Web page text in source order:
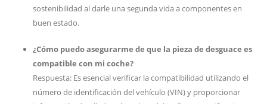
sostenibilidad al darle una segunda vida a componentes en
buen estado.
¿Cómo puedo asegurarme de que la pieza de desguace es
compatible con mi coche?
Respuesta: Es esencial verificar la compatibilidad utilizando el
número de identificación del vehículo (VIN) y proporcionar